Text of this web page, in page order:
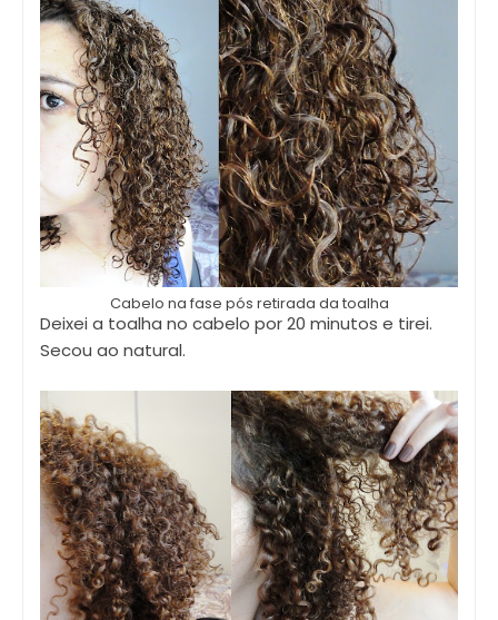
Cabelo na fase pós retirada da toalha
Deixei a toalha no cabelo por 20 minutos e tirei.
Secou ao natural.